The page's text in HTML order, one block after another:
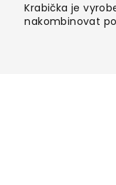
Krabička je
nakombinovat